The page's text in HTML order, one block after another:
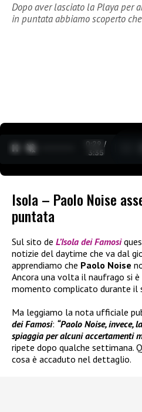
Dopo aver lasciato la Playa per
in puntata abbiamo scoperto
0:30 /
3:35
Isola – Paolo Noise
puntata
Sul sito de L’Isola dei Famosi
notizie del daytime che va dal
apprendiamo che Paolo Noise
Ancora una volta il naufrago si
momento complicato durante il
Ma leggiamo la nota ufficiale
dei Famosi: “Paolo Noise, invece,
spiaggia per alcuni accertamenti
ripete dopo qualche settimana.
cosa è accaduto nel dettaglio.